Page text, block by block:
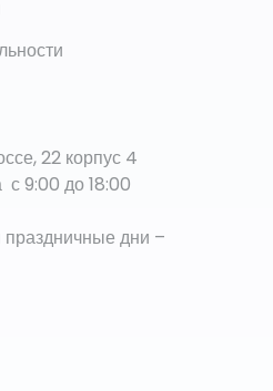
22 корпус 4
9:00 до 18:00
праздничные дни –